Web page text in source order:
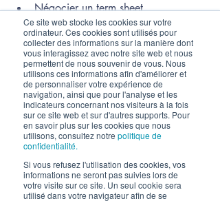
Ce site web stocke les cookies sur votre
ordinateur. Ces cookies sont utilisés pour
collecter des informations sur la manière dont
vous interagissez avec notre site web et nous
permettent de nous souvenir de vous. Nous
utilisons ces informations afin d'améliorer et
de personnaliser votre expérience de
navigation, ainsi que pour l'analyse et les
indicateurs concernant nos visiteurs à la fois
sur ce site web et sur d'autres supports. Pour
en savoir plus sur les cookies que nous
utilisons, consultez notre politique de
confidentialité.
Si vous refusez l'utilisation des cookies, vos
informations ne seront pas suivies lors de
votre visite sur ce site. Un seul cookie sera
utilisé dans votre navigateur afin de se
Négocier un term sheet
Finaliser l’opération (“closer”) !
Questions à se poser à ce sujet :
Est-ce que mon projet de